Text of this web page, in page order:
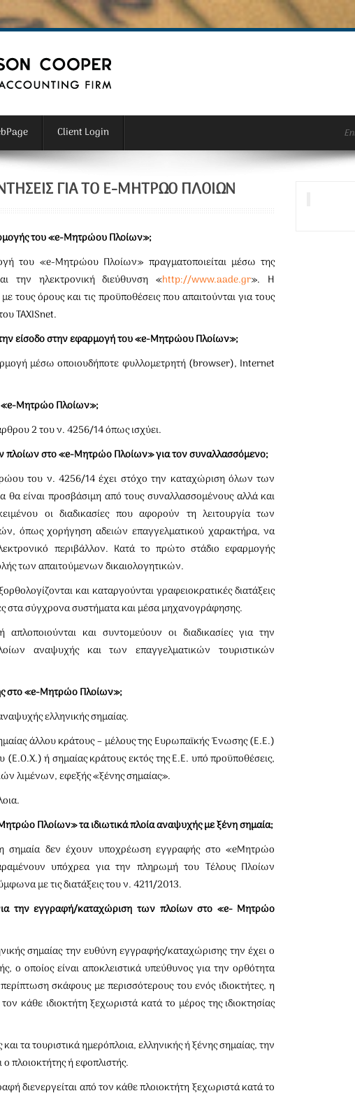
Client Login
ΓΙΑ ΤΟ E-ΜΗΤΡΏΟ ΠΛΟΊΩΝ
του «e-Μητρώου Πλοίων»;
του «e-Μητρώου Πλοίων» πραγματοποιείται μέσω της
την ηλεκτρονική διεύθυνση «http://www.aade.gr». Η
τους όρους και τις προϋποθέσεις που απαιτούνται για τους
TAXISnet.
την είσοδο στην εφαρμογή του «e-Μητρώου Πλοίων»;
μέσω οποιουδήποτε φυλλομετρητή (browser), Ιnternet
«e-Μητρώο Πλοίων»;
2 του ν. 4256/14 όπως ισχύει.
πλοίων στο «e-Μητρώο Πλοίων» για τον συναλλασσόμενο;
του ν. 4256/14 έχει στόχο την καταχώριση όλων των
είναι προσβάσιμη από τους συναλλασσομένους αλλά και
οι διαδικασίες που αφορούν τη λειτουργία των
όπως χορήγηση αδειών επαγγελματικού χαρακτήρα, να
περιβάλλον. Κατά το πρώτο στάδιο εφαρμογής
των απαιτούμενων δικαιολογητικών.
και καταργούνται γραφειοκρατικές διατάξεις
στα σύγχρονα συστήματα και μέσα μηχανογράφησης.
και συντομεύουν οι διαδικασίες για την
αναψυχής και των επαγγελματικών τουριστικών
στο «e-Μητρώο Πλοίων»;
ελληνικής σημαίας.
άλλου κράτους – μέλους της Ευρωπαϊκής Ένωσης (Ε.Ε.)
ή σημαίας κράτους εκτός της Ε.Ε. υπό προϋποθέσεις,
λιμένων, εφεξής «ξένης σημαίας».
Πλοίων» τα ιδιωτικά πλοία αναψυχής με ξένη σημαία;
σημαία δεν έχουν υποχρέωση εγγραφής στο «eΜητρώο
υπόχρεα για την πληρωμή του Τέλους Πλοίων
με τις διατάξεις του ν. 4211/2013.
την εγγραφή/καταχώριση των πλοίων στο «e- Μητρώο
σημαίας την ευθύνη εγγραφής/καταχώρισης την έχει ο
ο οποίος είναι αποκλειστικά υπεύθυνος για την ορθότητα
σκάφους με περισσότερους του ενός ιδιοκτήτες, η
κάθε ιδιοκτήτη ξεχωριστά κατά το μέρος της ιδιοκτησίας
τα τουριστικά ημερόπλοια, ελληνικής ή ξένης σημαίας, την
πλοιοκτήτης ή εφοπλιστής.
διενεργείται από τον κάθε πλοιοκτήτη ξεχωριστά κατά το